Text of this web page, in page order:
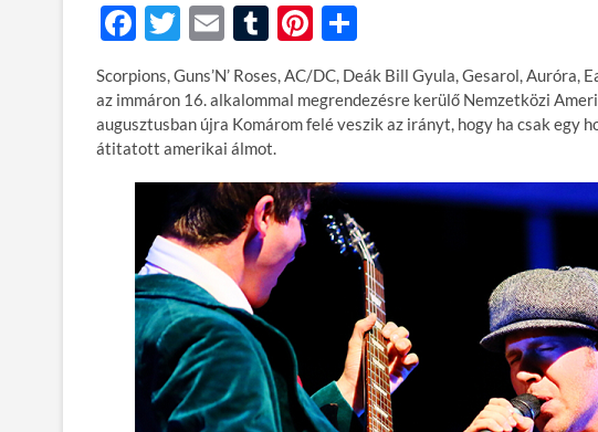
F
ac
e
b
o
k
T
w
itt
er
E
m
ail
T
m
bl
r
Pi
nt
er
es
ss
za
m
g
Scorpions, Guns’N’ Roses, AC/DC, Deák Bill Gyula, Gesarol,
az immáron 16. alkalommal megrendezésre kerülő Nemzetközi
augusztusban újra Komárom felé veszik az irányt, hogy ha csak egy
átitatott amerikai álmot.